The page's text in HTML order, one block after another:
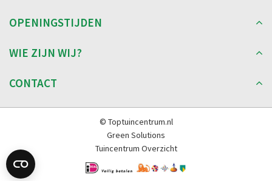
OPENINGSTIJDEN
WIE ZIJN WIJ?
CONTACT
© Toptuincentrum.nl
Green Solutions
Tuincentrum Overzicht